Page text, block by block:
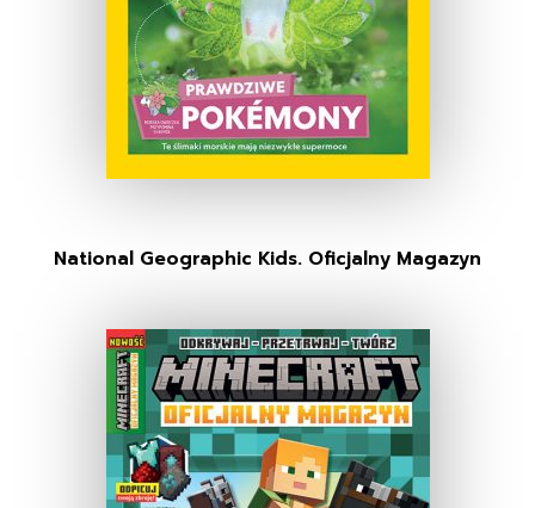
National Geographic Kids. Oficjalny Magazyn